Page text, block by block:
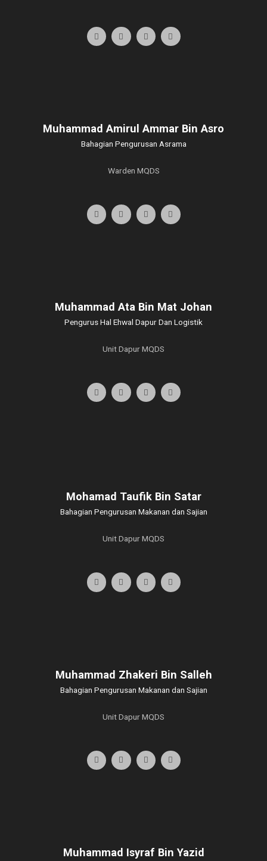
Muhammad Amirul Ammar Bin Asro
Bahagian Pengurusan Asrama
Warden MQDS
Muhammad Ata Bin Mat Johan
Pengurus Hal Ehwal Dapur Dan Logistik
Unit Dapur MQDS
Mohamad Taufik Bin Satar
Bahagian Pengurusan Makanan dan Sajian
Unit Dapur MQDS
Muhammad Zhakeri Bin Salleh
Bahagian Pengurusan Makanan dan Sajian
Unit Dapur MQDS
Muhammad Isyraf Bin Yazid